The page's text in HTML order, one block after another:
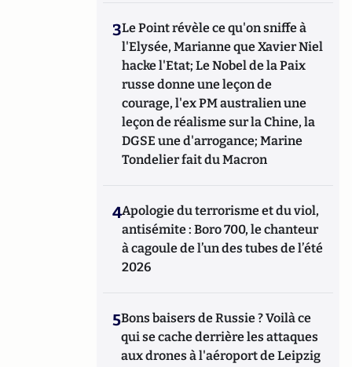
3Le Point révèle ce qu'on sniffe à
l'Elysée, Marianne que Xavier Niel
hacke l'Etat; Le Nobel de la Paix
russe donne une leçon de
courage, l'ex PM australien une
leçon de réalisme sur la Chine, la
DGSE une d'arrogance; Marine
Tondelier fait du Macron
4Apologie du terrorisme et du viol,
antisémite : Boro 700, le chanteur
à cagoule de l’un des tubes de l’été
2026
5Bons baisers de Russie ? Voilà ce
qui se cache derrière les attaques
aux drones à l'aéroport de Leipzig